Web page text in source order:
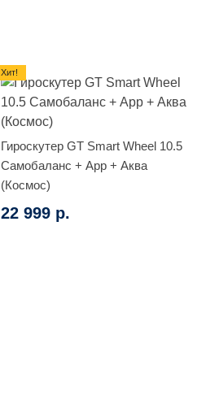
Гироскутер GT Smart Wheel 10.5
Самобаланс + App + Аква
(Космос)
22 999 р.
Хит!